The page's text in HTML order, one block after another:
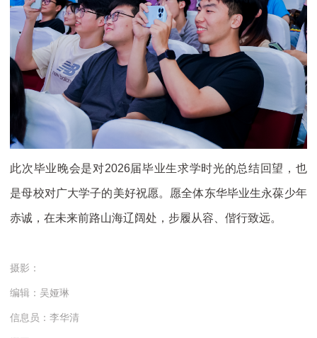
此次毕业晚会是对2026届毕业生求学时光的总结回望，也
是母校对广大学子的美好祝愿。愿全体东华毕业生永葆少年
赤诚，在未来前路山海辽阔处，步履从容、偕行致远。
摄影：
编辑：吴娅琳
信息员：李华清